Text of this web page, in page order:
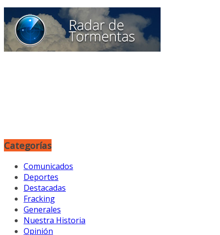
Categorías
Comunicados
Deportes
Destacadas
Fracking
Generales
Nuestra Historia
Opinión